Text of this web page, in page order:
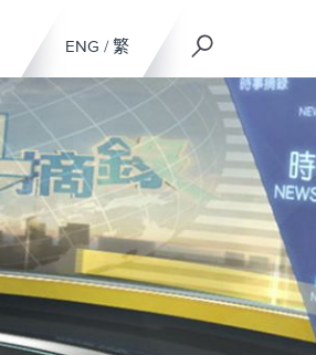
ENG / 繁